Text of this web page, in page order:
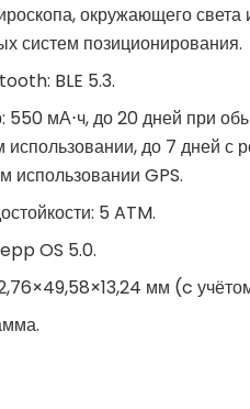
окружающего
систем позиционирования.
BLE 5.3.
550 мА⋅ч, до 20 дней при
использовании, до 7 дней
использовании GPS.
5 ATM.
OS 5.0.
мм (c